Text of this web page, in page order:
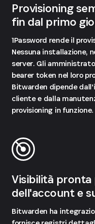
Provisioning
fin dal primo
1Password rende il
Nessuna installazione,
server. Gli
bearer token nel loro
Bitwarden dipende
cliente e dalla
provisioning in funzione.
Visibilità
dell'account e
Bitwarden ha